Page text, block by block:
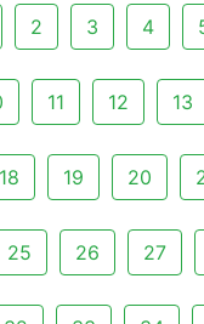
2 3 4
11 12 13
18 19 20
25 26 27